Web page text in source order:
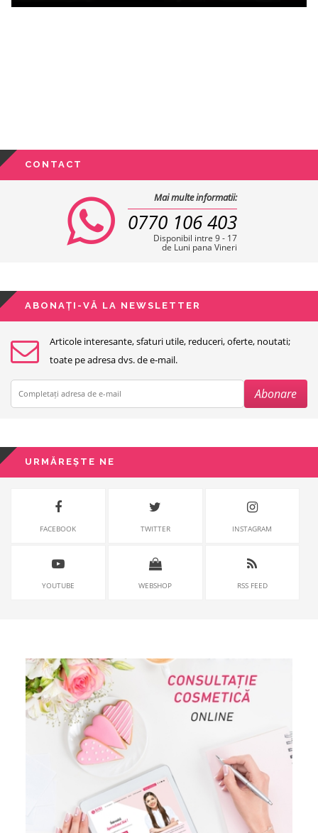
CONTACT
Mai multe informatii:
0770 106 403
Disponibil intre 9 - 17
de Luni pana Vineri
ABONAȚI-VĂ LA NEWSLETTER
Articole interesante, sfaturi utile, reduceri, oferte, noutati;
toate pe adresa dvs. de e-mail.
URMĂREȘTE NE
FACEBOOK TWITTER INSTAGRAM
YOUTUBE WEBSHOP RSS FEED